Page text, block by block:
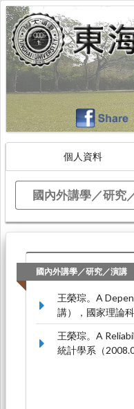
個人資料
國內外講學／研究
國內外講學／研究／演講
王榮琮。A
講），國家理論
王榮琮。A
統計學系（